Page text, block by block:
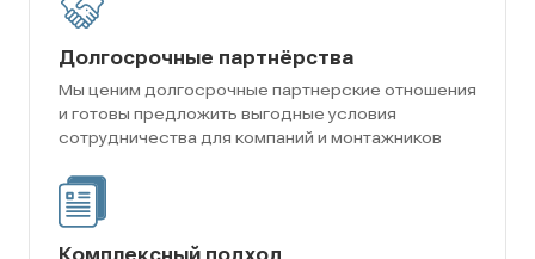
Долгосрочные партнёрства
Мы ценим долгосрочные партнерские отношения
и готовы предложить выгодные условия
сотрудничества для компаний и монтажников
Комплексный подход